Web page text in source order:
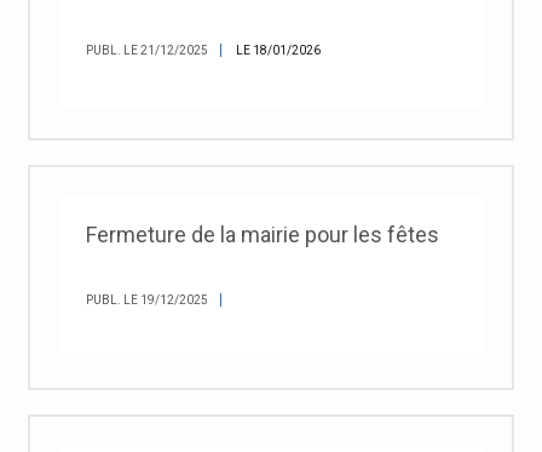
PUBL. LE 21/12/2025 LE 18/01/2026
Fermeture de la mairie pour les fêtes
PUBL. LE 19/12/2025